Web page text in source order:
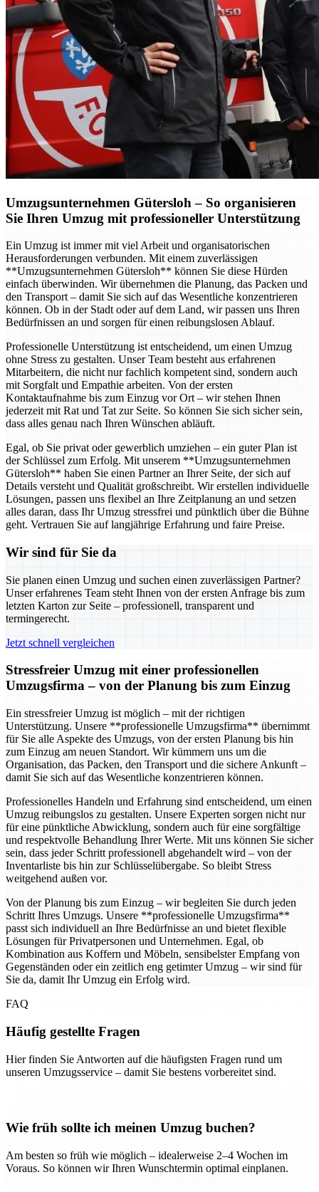
Umzugsunternehmen Gütersloh – So organisieren
Sie Ihren Umzug mit professioneller Unterstützung
Ein Umzug ist immer mit viel Arbeit und organisatorischen
Herausforderungen verbunden. Mit einem zuverlässigen
**Umzugsunternehmen Gütersloh** können Sie diese Hürden
einfach überwinden. Wir übernehmen die Planung, das Packen und
den Transport – damit Sie sich auf das Wesentliche konzentrieren
können. Ob in der Stadt oder auf dem Land, wir passen uns Ihren
Bedürfnissen an und sorgen für einen reibungslosen Ablauf.
Professionelle Unterstützung ist entscheidend, um einen Umzug
ohne Stress zu gestalten. Unser Team besteht aus erfahrenen
Mitarbeitern, die nicht nur fachlich kompetent sind, sondern auch
mit Sorgfalt und Empathie arbeiten. Von der ersten
Kontaktaufnahme bis zum Einzug vor Ort – wir stehen Ihnen
jederzeit mit Rat und Tat zur Seite. So können Sie sich sicher sein,
dass alles genau nach Ihren Wünschen abläuft.
Egal, ob Sie privat oder gewerblich umziehen – ein guter Plan ist
der Schlüssel zum Erfolg. Mit unserem **Umzugsunternehmen
Gütersloh** haben Sie einen Partner an Ihrer Seite, der sich auf
Details versteht und Qualität großschreibt. Wir erstellen individuelle
Lösungen, passen uns flexibel an Ihre Zeitplanung an und setzen
alles daran, dass Ihr Umzug stressfrei und pünktlich über die Bühne
geht. Vertrauen Sie auf langjährige Erfahrung und faire Preise.
Wir sind für Sie da
Sie planen einen Umzug und suchen einen zuverlässigen Partner?
Unser erfahrenes Team steht Ihnen von der ersten Anfrage bis zum
letzten Karton zur Seite – professionell, transparent und
termingerecht.
Jetzt schnell vergleichen
Stressfreier Umzug mit einer professionellen
Umzugsfirma – von der Planung bis zum Einzug
Ein stressfreier Umzug ist möglich – mit der richtigen
Unterstützung. Unsere **professionelle Umzugsfirma** übernimmt
für Sie alle Aspekte des Umzugs, von der ersten Planung bis hin
zum Einzug am neuen Standort. Wir kümmern uns um die
Organisation, das Packen, den Transport und die sichere Ankunft –
damit Sie sich auf das Wesentliche konzentrieren können.
Professionelles Handeln und Erfahrung sind entscheidend, um einen
Umzug reibungslos zu gestalten. Unsere Experten sorgen nicht nur
für eine pünktliche Abwicklung, sondern auch für eine sorgfältige
und respektvolle Behandlung Ihrer Werte. Mit uns können Sie sicher
sein, dass jeder Schritt professionell abgehandelt wird – von der
Inventarliste bis hin zur Schlüsselübergabe. So bleibt Stress
weitgehend außen vor.
Von der Planung bis zum Einzug – wir begleiten Sie durch jeden
Schritt Ihres Umzugs. Unsere **professionelle Umzugsfirma**
passt sich individuell an Ihre Bedürfnisse an und bietet flexible
Lösungen für Privatpersonen und Unternehmen. Egal, ob
Kombination aus Koffern und Möbeln, sensibelster Empfang von
Gegenständen oder ein zeitlich eng getimter Umzug – wir sind für
Sie da, damit Ihr Umzug ein Erfolg wird.
FAQ
Häufig gestellte Fragen
Hier finden Sie Antworten auf die häufigsten Fragen rund um
unseren Umzugsservice – damit Sie bestens vorbereitet sind.
Wie früh sollte ich meinen Umzug buchen?
Am besten so früh wie möglich – idealerweise 2–4 Wochen im
Voraus. So können wir Ihren Wunschtermin optimal einplanen.